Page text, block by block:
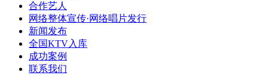
合作艺人
网络整体宣传·网络唱片发行
新闻发布
全国KTV入库
成功案例
联系我们